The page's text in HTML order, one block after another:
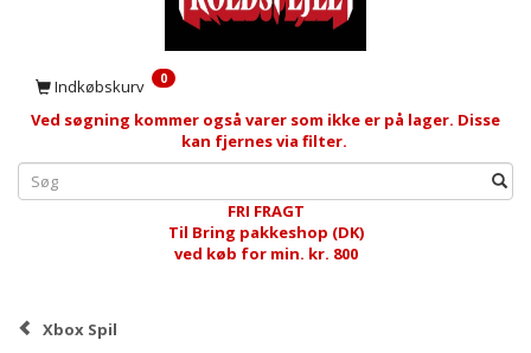
Indkøbskurv 0
Ved søgning kommer også varer som ikke er på lager. Disse
kan fjernes via filter.
FRI FRAGT
Til Bring pakkeshop (DK)
ved køb for min. kr. 800
Xbox Spil